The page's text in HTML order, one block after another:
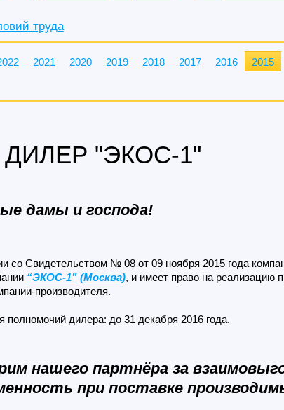
труда
2021 2020 2019 2018 2017 2016 2015
"ЭКОС-1"
дамы и господа!
со Свидетельством № 08 от 09 ноября 2015 года
“ЭКОС-1” (Москва), и имеет право на реализацию
производителя.
полномочий дилера: до 31 декабря 2016 года.
нашего партнёра за
при поставке